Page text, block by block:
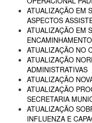
ATUALIZAÇÃO EM
ASPECTOS
ATUALIZAÇÃO EM
ATUALIZAÇÃO NO
ATUALIZAÇÃO
ADMINISTRATIVAS
ATUALIZAÇÃO
ATUALIZAÇÃO
SECRETARIA
ATUALIZAÇÃO
INFLUENZA E